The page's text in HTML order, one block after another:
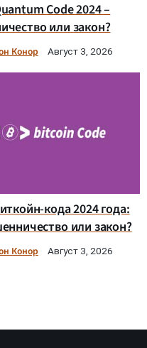
Code 2024 –
или закон?
Конор Август 3, 2026
кода 2024 года:
или закон?
Конор Август 3, 2026